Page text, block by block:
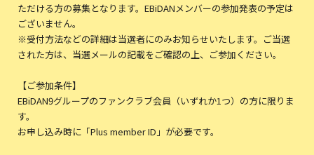
ただける方の募集となります。EBiDANメンバーの参加発表の予定は
ございません。
※受付方法などの詳細は当選者にのみお知らせいたします。ご当選
された方は、当選メールの記載をご確認の上、ご参加ください。
【ご参加条件】
EBiDAN9グループのファンクラブ会員（いずれか1つ）の方に限りま
す。
お申し込み時に「Plus member ID」が必要です。